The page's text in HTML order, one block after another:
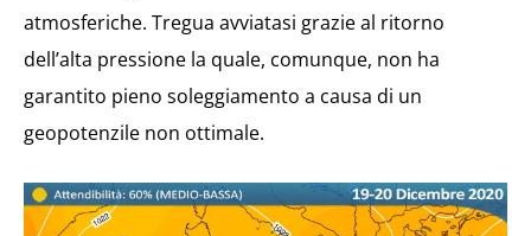
atmosferiche. Tregua avviatasi grazie al ritorno
dell’alta pressione la quale, comunque, non ha
garantito pieno soleggiamento a causa di un
geopotenzile non ottimale.